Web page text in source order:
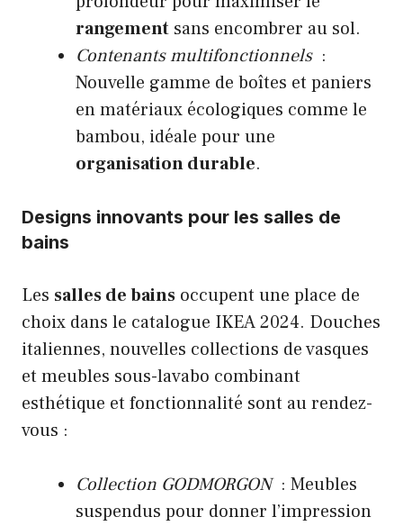
rangement sans encombrer au sol.
Contenants multifonctionnels:
Nouvelle gamme de boîtes et paniers
en matériaux écologiques comme le
bambou, idéale pour une
organisation durable.
Designs innovants pour les salles de
bains
Les salles de bains occupent une place de
choix dans le catalogue IKEA 2024. Douches
italiennes, nouvelles collections de vasques
et meubles sous-lavabo combinant
esthétique et fonctionnalité sont au rendez-
vous :
Collection GODMORGON: Meubles
suspendus pour donner l’impression